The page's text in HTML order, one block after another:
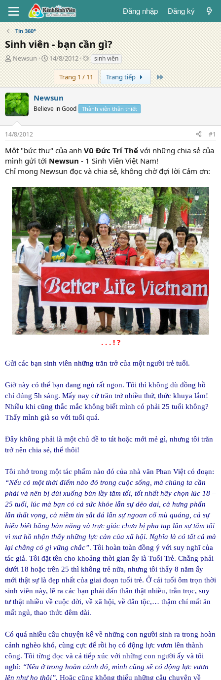
Đăng nhập Đăng ký
Tin 360°
Sinh viên - bạn cần gì?
T
á
c
g
i
ả
Newsun
N
g
à
y
ă
n
14/8/2012
T
ừ
k
h
a
sinh viên
Trang 1 / 11 Trang tiếp Trang cuối
Newsun
Believe in Good Thành viên thân thiết
14/8/2012 #1
Một "bức thư" của anh Vũ Đức Trí Thể với những chia sẻ của
mình gửi tới Newsun - 1 Sinh Viên Việt Nam!
Chỉ mong Newsun đọc và chia sẻ, không chờ đợi lời Cảm ơn:
. . . ! ?
Gửi các bạn sinh viên những trăn trở của một người trẻ tuổi.
Giờ này có thể bạn đang ngủ rất ngon. Tôi thì không dù đồng hồ
chỉ đúng 5h sáng. Mấy nay cứ trăn trở nhiều thứ, thức khuya lắm!
Nhiều khi cũng thắc mắc không biết mình có phải 25 tuổi không?
Thấy mình già so với tuổi quá.
Đây không phải là một chủ đề to tát hoặc mới mẻ gì, nhưng tôi trăn
trở nên chia sẻ, thế thôi!
Tôi nhớ trong một tác phẩm nào đó của nhà văn Phan Việt có đoạn:
“Nếu có một thời điểm nào đó trong cuộc sống, mà chúng ta cần
phải và nên bị dúi xuống bùn lầy tăm tối, tốt nhất hãy chọn lúc 18 –
25 tuổi, lúc mà bạn có cả sức khỏe lẫn sự dẻo dai, cả hưng phấn
lẫn thất vọng, cả niềm tin sắt đá lẫn sự ngoan cố mù quáng, cả sự
hiểu biết bằng bản năng và trực giác chưa bị pha tạp lẫn sự tăm tối
vì mơ hồ nhận thấy những lực cản của xã hội. Nghĩa là có tất cả mà
lại chẳng có gì vững chắc”. Tôi hoàn toàn đồng ý với suy nghĩ của
tác giả. Tôi đặt tên cho khoảng thời gian ấy là Tuổi Trẻ. Chẳng phải
dưới 18 hoặc trên 25 thì không trẻ nữa, nhưng tôi thấy 8 năm ấy
mới thật sự là đẹp nhất của giai đoạn tuổi trẻ. Ở cái tuổi ôm trọn thời
sinh viên này, lẽ ra các bạn phải dấn thân thật nhiều, trằn trọc, suy
tư thật nhiều về cuộc đời, về xã hội, về dân tộc,… thậm chí mất ăn
mất ngủ, thao thức đêm dài.
Có quá nhiều câu chuyện kể về những con người sinh ra trong hoàn
cảnh nghèo khó, cùng cực để rồi họ có động lực vươn lên thành
công. Tôi từng đọc và cả tiếp xúc với những con người ấy và tôi
nghĩ: “Nếu ở trong hoàn cảnh đó, mình cũng sẽ có động lực vươn
lên như họ thôi”. Hoặc cũng không thiếu những câu chuyện về